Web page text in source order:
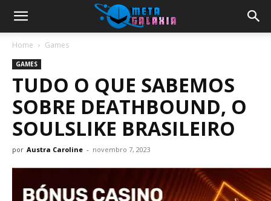
Home Games
GAMES
TUDO O QUE SABEMOS
SOBRE DEATHBOUND, O
SOULSLIKE BRASILEIRO
por Austra Caroline - novembro 7, 2023